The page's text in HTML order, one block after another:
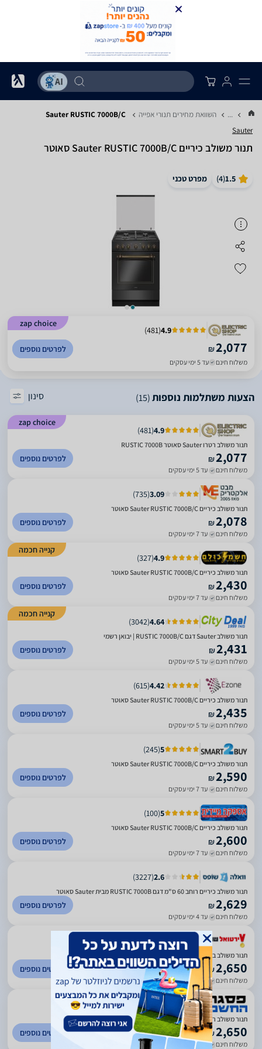
... השוואת מחירים תנורי אפייה Sauter RUSTIC 7000B/C
Sauter
‏תנור משולב כיריים Sauter RUSTIC 7000B/C סאוטר
1.5
(
4
) מפרט טכני
zap choice
4.9
(
481
)
₪2,077
משלוח חינם עד 5 ימי עסקים
לפרטים נוספים
הצעות משתלמות נוספות(15) סינון
zap choice
4.9
(
481
)
תנור משולב רטרו Sauter סאוטר RUSTIC 7000B
₪2,077
משלוח חינם עד 5 ימי עסקים
לפרטים נוספים
3.09
(
735
)
‏תנור משולב כיריים Sauter RUSTIC 7000B/C סאוטר
₪2,078
משלוח חינם עד 7 ימי עסקים
לפרטים נוספים
קנייה חכמה
4.9
(
327
)
‏תנור משולב כיריים Sauter RUSTIC 7000B/C סאוטר
₪2,430
משלוח חינם עד 7 ימי עסקים
לפרטים נוספים
קנייה חכמה
4.64
(
3042
)
תנור משולב Sauter דגם RUSTIC 7000B/C | יבואן רשמי
₪2,431
משלוח חינם עד 5 ימי עסקים
לפרטים נוספים
4.42
(
615
)
תנור משולב כיריים Sauter RUSTIC 7000B/C סאוטר
₪2,435
משלוח חינם עד 5 ימי עסקים
לפרטים נוספים
5
(
245
)
‏תנור משולב כיריים Sauter RUSTIC 7000B/C סאוטר
₪2,590
משלוח חינם עד 7 ימי עסקים
לפרטים נוספים
5
(
100
)
‏תנור משולב כיריים Sauter RUSTIC 7000B/C סאוטר
₪2,600
משלוח חינם עד 7 ימי עסקים
לפרטים נוספים
2.6
(
3227
)
תנור משולב כיריים רוחב 60 ס"מ דגם RUSTIC 7000B מבית Sauter סאוטר
₪2,629
משלוח חינם עד 4 ימי עסקים
לפרטים נוספים
4.33
(
150
)
תנור משולב בעיצוב רטרו Sauter סאוטר RUSTIC 7000B
₪2,650
משלוח חינם עד 5 ימי עסקים
לפרטים נוספים
4.45
225
תנור משולב רטרו Sauter סאוטר RUSTIC 7000C
₪2,650
משלוח חינם עד 7 ימי עסקים
לפרטים נוספים